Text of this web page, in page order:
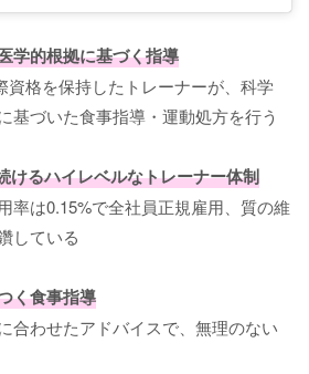
学的根拠に基づく指導
資格を保持したトレーナーが、科学
基づいた食事指導・運動処方を行う
けるハイレベルなトレーナー体制
率は0.15%で全社員正規雇用、質の維
している
く食事指導
合わせたアドバイスで、無理のない